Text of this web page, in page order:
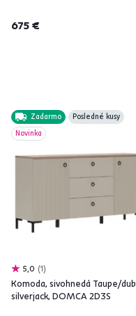
675 €
Zadarmo
Posledné kusy
Novinka
5,0 1
Komoda, sivohnedá Taupe/dub
silverjack, DOMCA 2D3S